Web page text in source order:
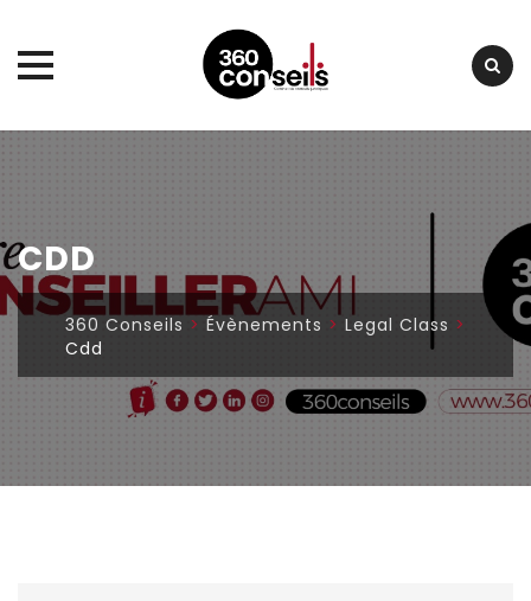
CDD
360 Conseils > Évènements > Legal Class >
Cdd